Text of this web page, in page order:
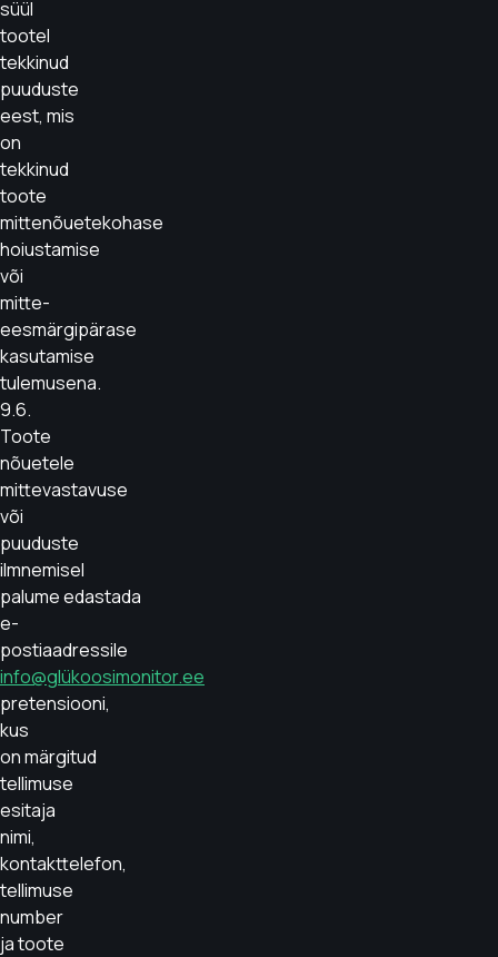
süül
tootel
tekkinud
puuduste
eest, mis
on
tekkinud
toote
mittenõuetekohase
hoiustamise
või
mitte-
eesmärgipärase
kasutamise
tulemusena.
9.6.
Toote
nõuetele
mittevastavuse
või
puuduste
ilmnemisel
palume edastada
e-
postiaadressile
info@glükoosimonitor.ee
pretensiooni,
kus
on märgitud
tellimuse
esitaja
nimi,
kontakttelefon,
tellimuse
number
ja toote